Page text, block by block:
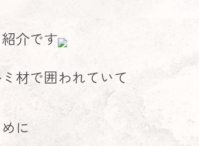
介です
材で囲われていて
に